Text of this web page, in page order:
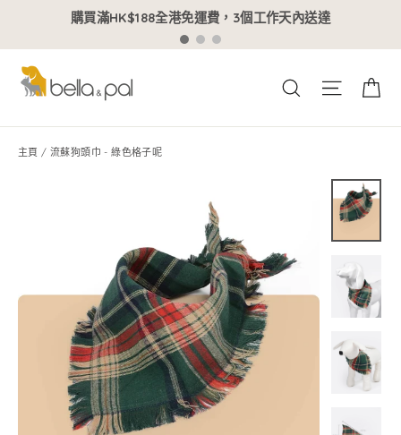
內
購買滿HK$188全港免運費，3個工作天內送達
搜索 網站導
主頁 / 流蘇狗頭巾 - 綠色格子呢